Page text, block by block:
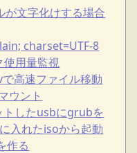
文字化けする場合
charset=UTF-8
用量監視
高速ファイル移動
ウント
したusbにgrubを
入れたisoから起動
作る